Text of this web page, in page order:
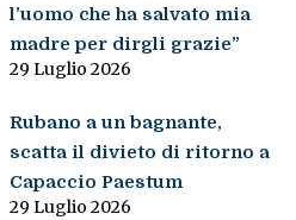
l’uomo che ha salvato mia
madre per dirgli grazie”
29 Luglio 2026
Rubano a un bagnante,
scatta il divieto di ritorno a
Capaccio Paestum
29 Luglio 2026